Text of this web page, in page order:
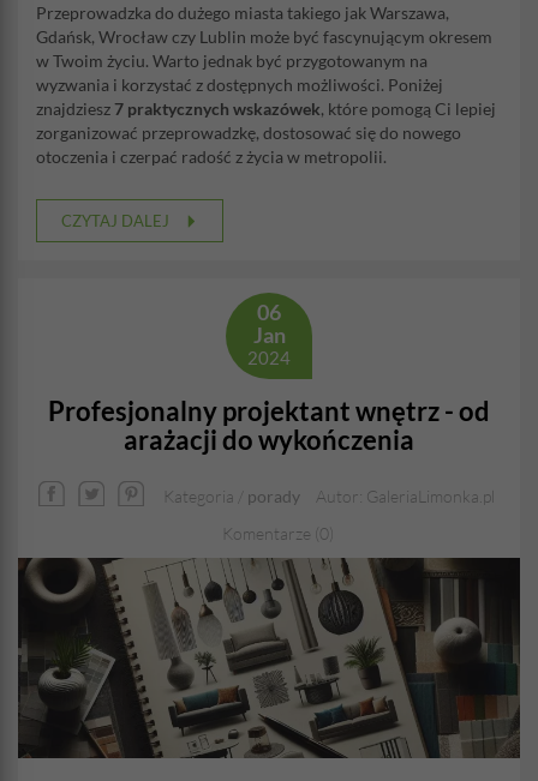
Przeprowadzka do dużego miasta takiego jak Warszawa,
Gdańsk, Wrocław czy Lublin może być fascynującym okresem
w Twoim życiu. Warto jednak być przygotowanym na
wyzwania i korzystać z dostępnych możliwości. Poniżej
znajdziesz 7 praktycznych wskazówek, które pomogą Ci lepiej
zorganizować przeprowadzkę, dostosować się do nowego
otoczenia i czerpać radość z życia w metropolii.
CZYTAJ DALEJ
06
Jan
2024
Profesjonalny projektant wnętrz - od
arażacji do wykończenia
Kategoria / porady
Autor: GaleriaLimonka.pl
Komentarze (0)